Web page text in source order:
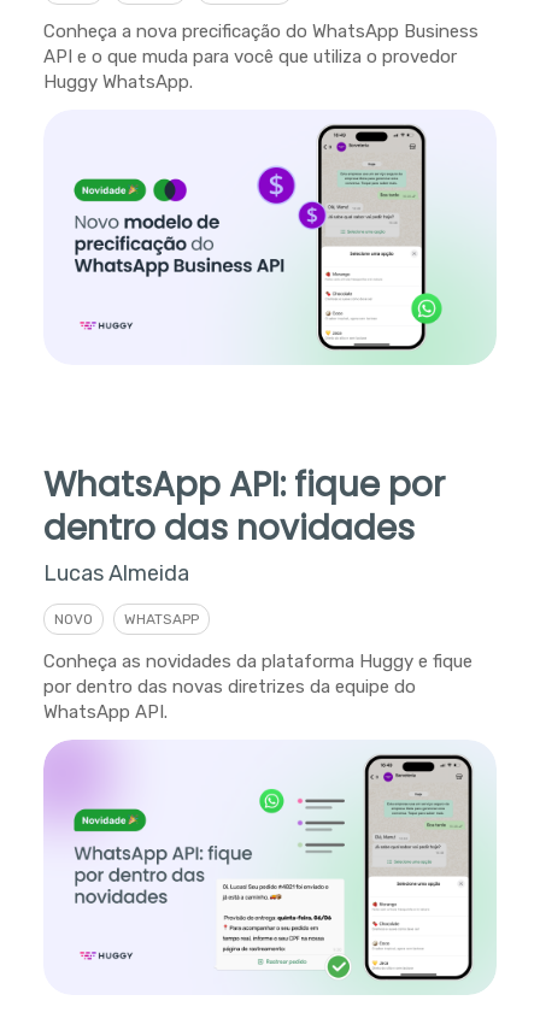
Conheça a nova precificação do WhatsApp Business
API e o que muda para você que utiliza o provedor
Huggy WhatsApp.
WhatsApp API: fique por
dentro das novidades
Lucas Almeida
NOVO WHATSAPP
Conheça as novidades da plataforma Huggy e fique
por dentro das novas diretrizes da equipe do
WhatsApp API.